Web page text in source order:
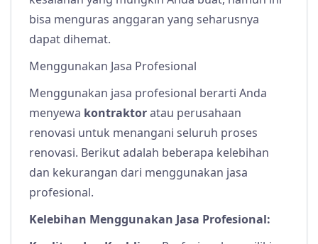
bisa menguras anggaran yang seharusnya
dapat dihemat.
Menggunakan Jasa Profesional
Menggunakan jasa profesional berarti Anda
menyewa kontraktoratau perusahaan
renovasi untuk menangani seluruh proses
renovasi. Berikut adalah beberapa kelebihan
dan kekurangan dari menggunakan jasa
profesional.
Kelebihan Menggunakan Jasa Profesional: